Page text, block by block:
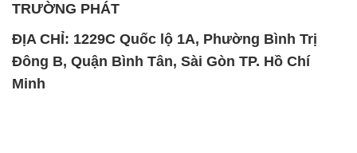
TRƯỜNG PHÁT
ĐỊA CHỈ: 1229C Quốc lộ 1A, Phường Bình Trị
Đông B, Quận Bình Tân, Sài Gòn TP. Hồ Chí
Minh